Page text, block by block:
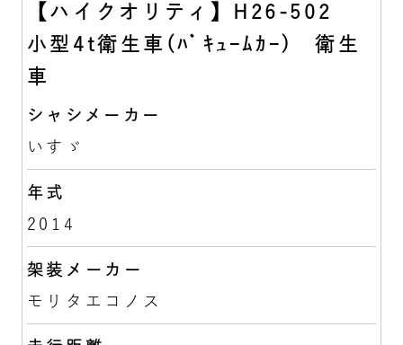
【ハイクオリティ】H26-502
小型4t衛生車(ﾊﾞｷｭｰﾑｶｰ) 衛生
車
シャシメーカー
いすゞ
年式
2014
架装メーカー
モリタエコノス